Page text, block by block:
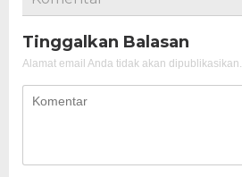
Tinggalkan Balasan
Alamat email Anda tidak akan dipublikasikan.